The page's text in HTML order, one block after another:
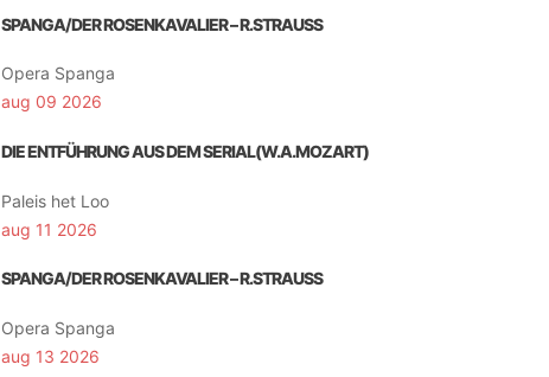
SPANGA/DER ROSENKAVALIER – R.STRAUSS
Opera Spanga
aug 09 2026
DIE ENTFÜHRUNG AUS DEM SERIAL(W.A.MOZART)
Paleis het Loo
aug 11 2026
SPANGA/DER ROSENKAVALIER – R.STRAUSS
Opera Spanga
aug 13 2026